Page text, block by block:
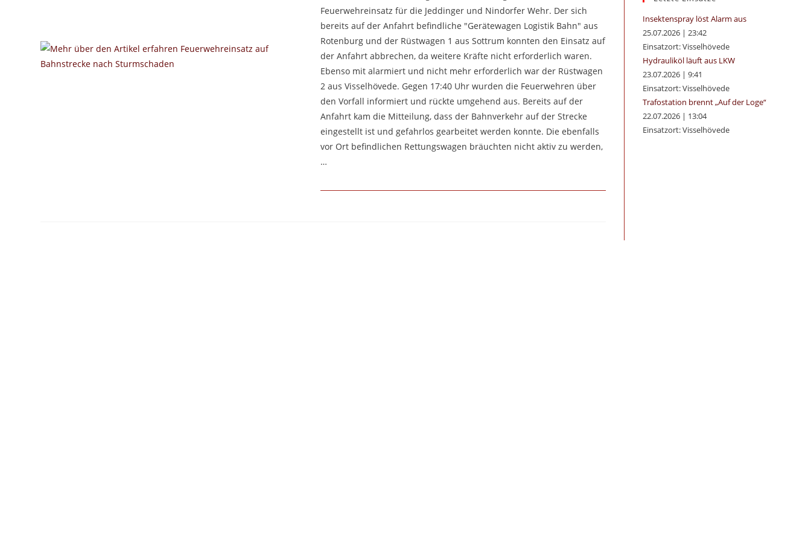
Feuerwehreinsatz für die Jeddinger und Nindorfer Wehr. Der sich
bereits auf der Anfahrt befindliche "Gerätewagen Logistik Bahn" aus
Rotenburg und der Rüstwagen 1 aus Sottrum konnten den Einsatz auf
der Anfahrt abbrechen, da weitere Kräfte nicht erforderlich waren.
Ebenso mit alarmiert und nicht mehr erforderlich war der Rüstwagen
2 aus Visselhövede. Gegen 17:40 Uhr wurden die Feuerwehren über
den Vorfall informiert und rückte umgehend aus. Bereits auf der
Anfahrt kam die Mitteilung, dass der Bahnverkehr auf der Strecke
eingestellt ist und gefahrlos gearbeitet werden konnte. Die ebenfalls
vor Ort befindlichen Rettungswagen bräuchten nicht aktiv zu werden,
…
Insektenspray löst Alarm aus
25.07.2026| 23:42
Einsatzort: Visselhövede
Hydrauliköl läuft aus LKW
23.07.2026| 9:41
Einsatzort: Visselhövede
Trafostation brennt „Auf der Loge“
22.07.2026| 13:04
Einsatzort: Visselhövede